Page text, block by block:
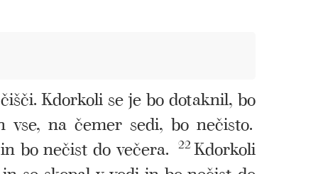
Kdorkoli se je bo dotaknil, bo
na čemer sedi, bo nečisto.
bo nečist do večera. 22Kdorkoli